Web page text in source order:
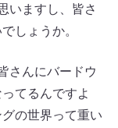
いますし、皆さ
しょうか。
さんにバードウ
てるんですよ
の世界って重い